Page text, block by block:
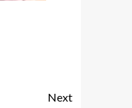
Next